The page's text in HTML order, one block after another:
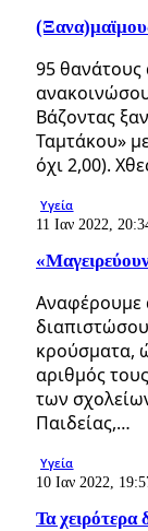
95
Βάζοντας
Ταμτάκου»
όχι 2,00).
Υγεία
11 Ιαν 2022,
Αναφέρουμε
κρούσματα,
αριθμός
των
Παιδείας,…
Υγεία
10 Ιαν 2022,
Τα